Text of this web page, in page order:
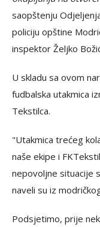
saopštenju
policiju opštine
inspektor Željko
U skladu sa ovom
fudbalska utakmica
Tekstilca.
"Utakmica trećeg
naše ekipe i
nepovoljne situacije
naveli su iz
Podsjetimo, prije